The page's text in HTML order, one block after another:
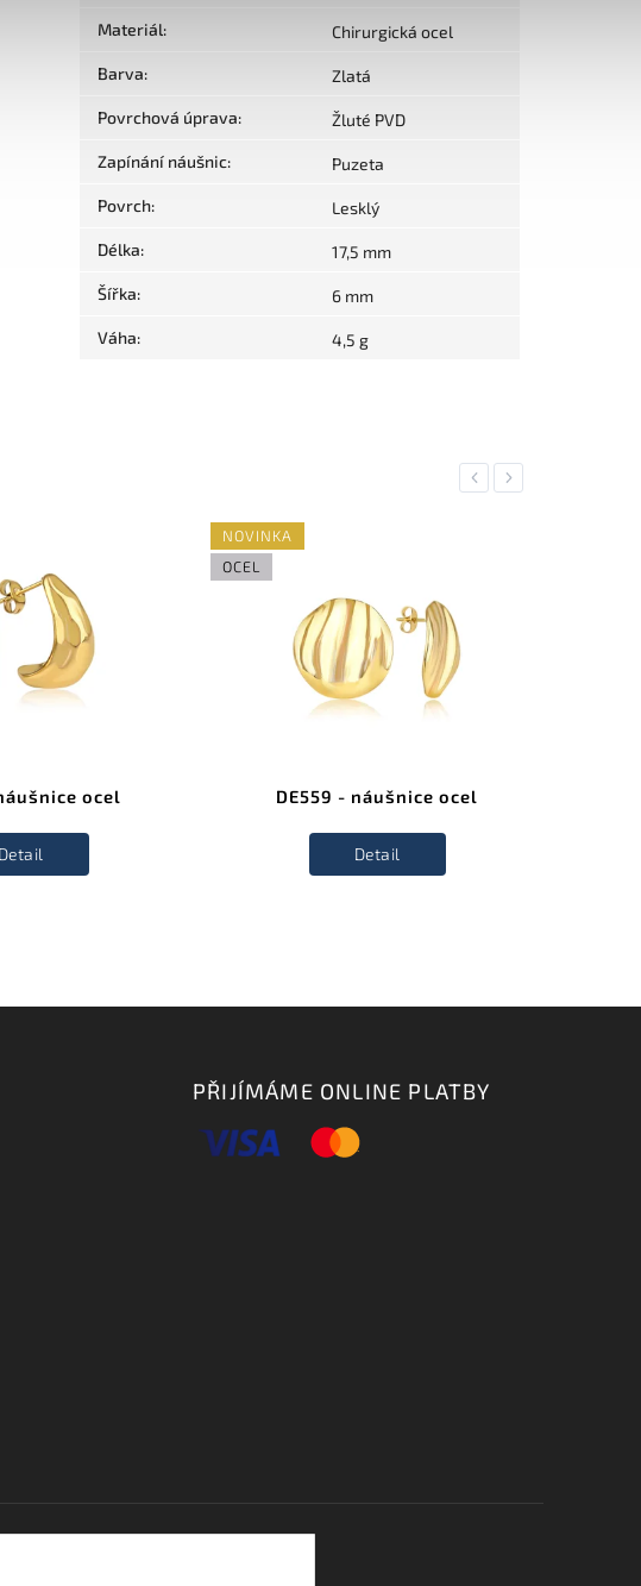
Materiál: Chirurgická ocel
Barva: Zlatá
Povrchová úprava: Žluté PVD
Zapínání náušnic: Puzeta
Povrch: Lesklý
Délka: 17,5 mm
Šířka: 6 mm
Váha: 4,5 g
Previous
ocel
Detail
NOVINKA
OCEL
DE559 - náušnice ocel
Detail
Next
PŘIJÍMÁME ONLINE PLATBY